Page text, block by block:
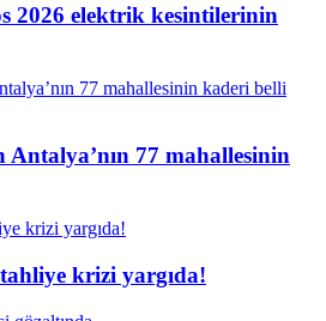
2026 elektrik kesintilerinin
Antalya’nın 77 mahallesinin
krizi yargıda!